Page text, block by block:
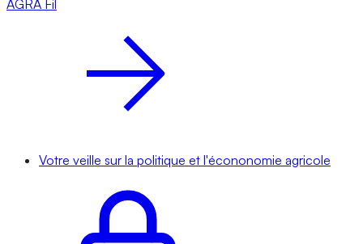
AGRA Fil
Votre veille sur la politique et l'écononomie agricole